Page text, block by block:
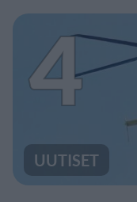
4
UUTISET